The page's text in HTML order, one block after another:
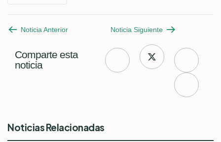
Noticia Anterior Noticia Siguiente
Comparte esta
noticia
Noticias Relacionadas